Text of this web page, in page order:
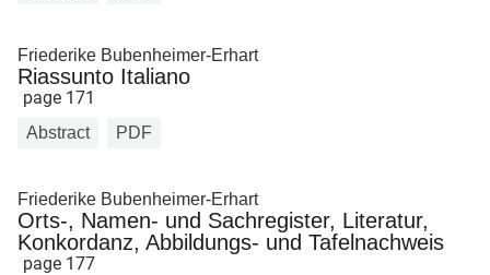
Friederike Bubenheimer-Erhart
Riassunto Italiano
page 171
Abstract PDF
Friederike Bubenheimer-Erhart
Orts-, Namen- und Sachregister, Literatur,
Konkordanz, Abbildungs- und Tafelnachweis
page 177